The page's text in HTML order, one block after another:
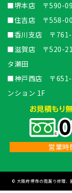
■堺本店 〒590-
■住吉店 〒558-
■香川支店 〒761-
■滋賀店 〒520-
タ瀬田
■神戸西店 〒651-
ンション 1F
営業時
©大阪府堺市の雨漏り修理、